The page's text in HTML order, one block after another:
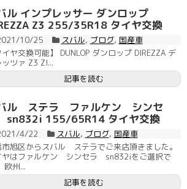
ル インプレッサー ダンロップ
Z3 255/35R18 タイヤ交換
10/25 スバル, ブログ, 国産車
イヤ交換可能】 DUNLOP ダンロップ DIREZZA デ
ッツァ Z3 ZI...
記事を読む
ル ステラ ファルケン シンセ
155/65R14 タイヤ交換
4/22 スバル, ブログ, 国産車
旭区からスバル ステラでご来店頂きました。
ヤはファルケン シンセラ sn832iをご選択で
欧州...
記事を読む